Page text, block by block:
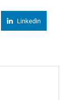
Linkedin